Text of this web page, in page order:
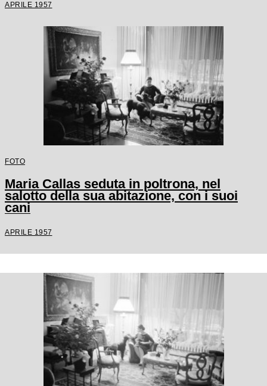
APRILE 1957
FOTO
Maria Callas seduta in poltrona, nel
salotto della sua abitazione, con i suoi
cani
APRILE 1957